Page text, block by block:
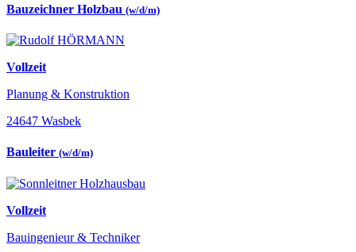
Bauzeichner Holzbau (w/d/m)
Vollzeit
Planung & Konstruktion
24647 Wasbek
Bauleiter (w/d/m)
Vollzeit
Bauingenieur & Techniker